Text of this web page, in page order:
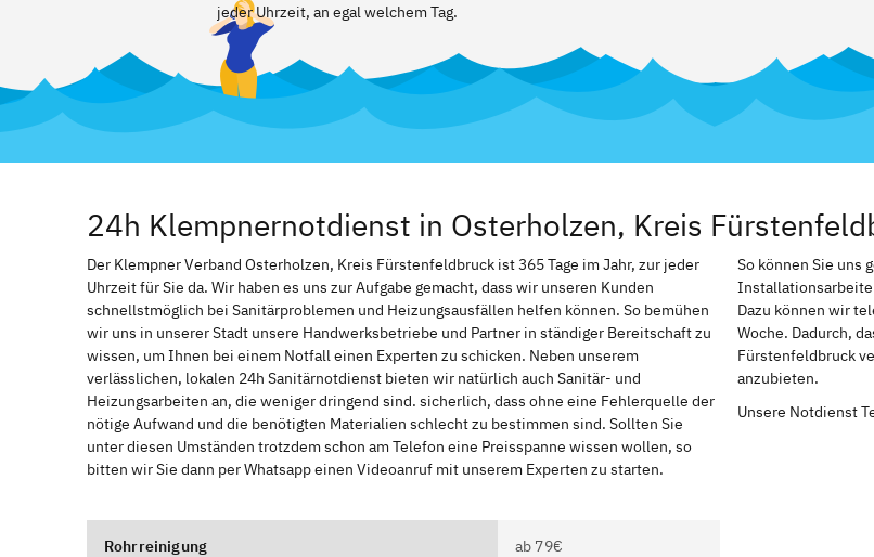
jeder Uhrzeit, an egal welchem Tag.
24h Klempnernotdienst in Osterholzen, Kreis
Der Klempner Verband Osterholzen, Kreis Fürstenfeldbruck ist 365 Tage im Jahr, zur jeder
Uhrzeit für Sie da. Wir haben es uns zur Aufgabe gemacht, dass wir unseren Kunden
schnellstmöglich bei Sanitärproblemen und Heizungsausfällen helfen können. So bemühen
wir uns in unserer Stadt unsere Handwerksbetriebe und Partner in ständiger Bereitschaft zu
wissen, um Ihnen bei einem Notfall einen Experten zu schicken. Neben unserem
verlässlichen, lokalen 24h Sanitärnotdienst bieten wir natürlich auch Sanitär- und
Heizungsarbeiten an, die weniger dringend sind. sicherlich, dass ohne eine Fehlerquelle der
nötige Aufwand und die benötigten Materialien schlecht zu bestimmen sind. Sollten Sie
unter diesen Umständen trotzdem schon am Telefon eine Preisspanne wissen wollen, so
bitten wir Sie dann per Whatsapp einen Videoanruf mit unserem Experten zu starten.
So können Sie uns
Dazu können wir
Woche. Dadurch,
Fürstenfeldbruck
anzubieten.
Unsere Notdienst
Rohrreinigung ab 79€